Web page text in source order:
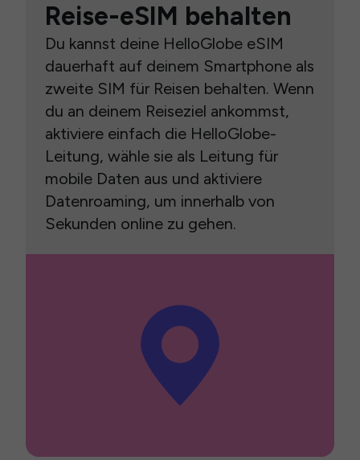
Reise-eSIM behalten
Du kannst deine HelloGlobe eSIM
dauerhaft auf deinem Smartphone als
zweite SIM für Reisen behalten. Wenn
du an deinem Reiseziel ankommst,
aktiviere einfach die HelloGlobe-
Leitung, wähle sie als Leitung für
mobile Daten aus und aktiviere
Datenroaming, um innerhalb von
Sekunden online zu gehen.